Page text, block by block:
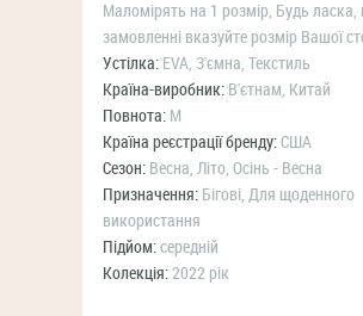
Маломірять на 1 розмір, Будь ласка,
замовленні вказуйте розмір Вашої
Устілка: EVA, З'ємна, Текстиль
Країна-виробник: В'єтнам, Китай
Повнота: M
Країна реєстрації бренду:США
Сезон: Весна, Літо, Осінь - Весна
Призначення: Бігові, Для щоденного
використання
Підйом:середній
Колекція:2022 рік